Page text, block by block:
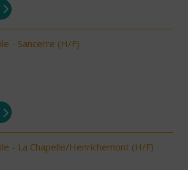
- Sancerre (H/F)
- La Chapelle/Henrichemont (H/F)